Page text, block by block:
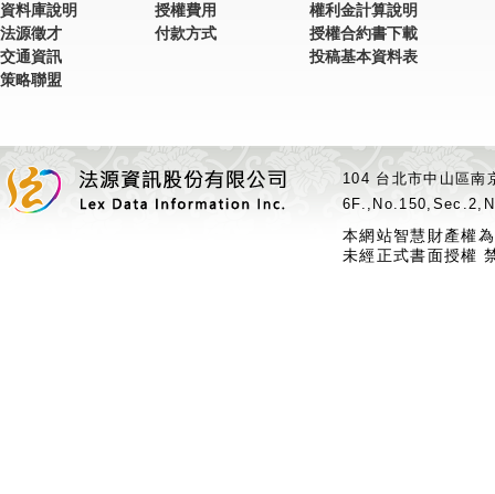
資料庫說明
法源徵才
交通資訊
策略聯盟
授權費用
付款方式
權利金計算說明
授權合約書下載
投稿基本資料表
104 台北市中山區
本網站智慧財產權
未經正式書面授權